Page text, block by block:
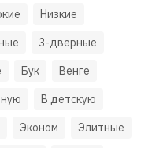
Низкие
3-дверные
Бук
Венге
В детскую
Эконом
Элитные